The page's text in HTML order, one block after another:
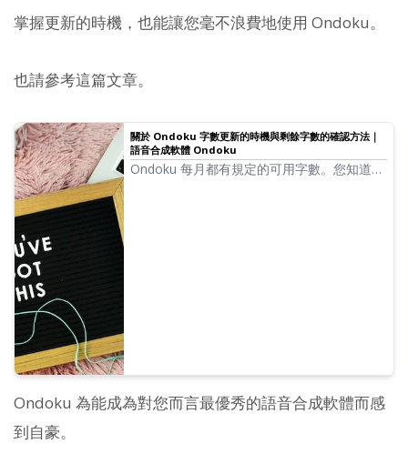
掌握更新的時機，也能讓您毫不浪費地使用 Ondoku。
也請參考這篇文章。
關於 Ondoku 字數更新的時機與剩餘字數的確認方法｜
語音合成軟體 Ondoku
Ondoku 每月都有規定的可用字數。您知道是
Ondoku 為能成為對您而言最優秀的語音合成軟體而感
到自豪。